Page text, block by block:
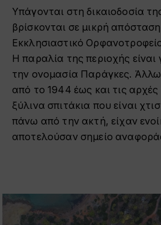
Υπάγονται στη δικαιοδοσία
βρίσκονται σε μικρή
Εκκλησιαστικό
Η παραλία της περιοχής
την ονομασία Παράγκες.
από το 1944 έως και τις
ξύλινα σπιτάκια που είναι
πάνω από την ακτή, είχαν
αποτελούσαν σημείο